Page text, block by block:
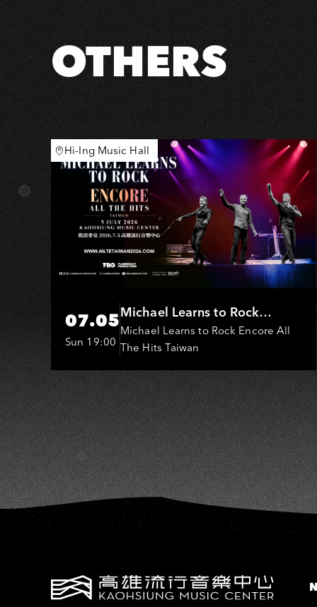
高
雄！
Live
@
爵
式
OTHERS
Hi-Ing Music Hall
07.05
Sun 19:00
Michael Learns to Rock
(MLTR)
Michael Learns to Rock Encore All
The Hits Taiwan